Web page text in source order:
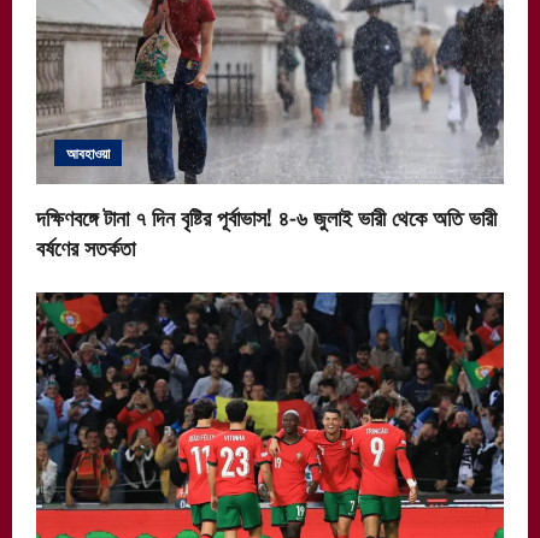
আবহাওয়া
দক্ষিণবঙ্গে টানা ৭ দিন বৃষ্টির পূর্বাভাস! ৪-৬ জুলাই ভারী থেকে অতি ভারী
বর্ষণের সতর্কতা